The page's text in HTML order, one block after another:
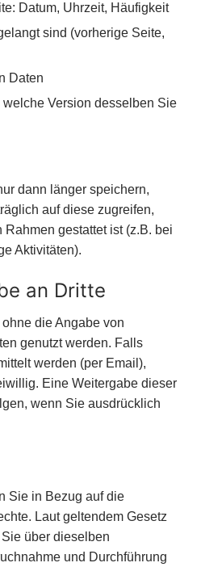
Datum, Uhrzeit, Häufigkeit
sind (vorherige Seite,
Daten
Version desselben Sie
dann länger speichern,
auf diese zugreifen,
gestattet ist (z.B. bei
Aktivitäten).
an Dritte
die Angabe von
genutzt werden. Falls
werden (per Email),
Eine Weitergabe dieser
wenn Sie ausdrücklich
Sie in Bezug auf die
Laut geltendem Gesetz
über dieselben
und Durchführung